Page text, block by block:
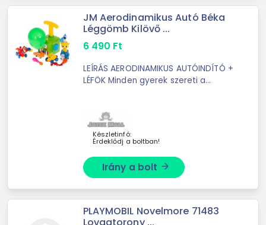
JM Aerodinamikus Autó Béka
Léggömb Kilövő ...
6 490 Ft
LEÍRÁS AERODINAMIKUS AUTÓINDÍTÓ +
LÉFÖK Minden gyerek szereti a
Készletinfó:
Érdeklődj a boltban!
Irány a bolt arrow_forward
PLAYMOBIL Novelmore 71483
Lovagtorony ...